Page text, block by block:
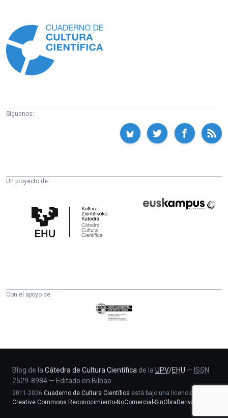
Síguenos:
Un proyecto de:
Cultura
Científica
Fundazioa
Con el apoyo de:
Eusko
Jaurlaritza
eta
Berrikuntza
saila
Blog de la Cátedra de Cultura Científica de la UPV/EHU — ISSN
2529-8984 — Editado en Bilbao
2011-2026 Cuaderno de Cultura Científica está bajo una licencia
Creative Commons Reconocimiento-NoComercial-SinObraDerivada 4.0